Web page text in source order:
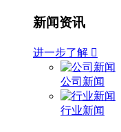
新闻资讯
进一步了解 
公司新闻
行业新闻